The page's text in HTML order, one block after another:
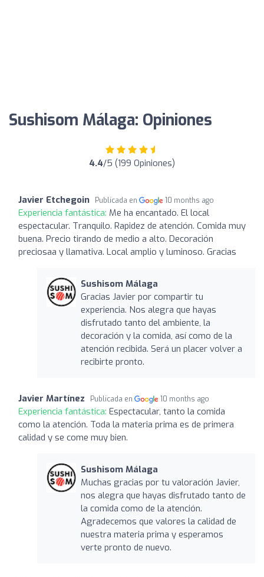
Sushisom Málaga: Opiniones
4.4/5 (199 Opiniones)
Javier Etchegoin Publicada en 10 months ago
Experiencia fantástica: Me ha encantado. El local
espectacular. Tranquilo. Rapidez de atención. Comida muy
buena. Precio tirando de medio a alto. Decoración
preciosaa y llamativa. Local amplio y luminoso. Gracias
Sushisom Málaga
Gracias Javier por compartir tu
experiencia. Nos alegra que hayas
disfrutado tanto del ambiente, la
decoración y la comida, así como de la
atención recibida. Será un placer volver a
recibirte pronto.
Javier Martínez Publicada en 10 months ago
Experiencia fantástica: Espectacular, tanto la comida
como la atención. Toda la materia prima es de primera
calidad y se come muy bien.
Sushisom Málaga
Muchas gracias por tu valoración Javier,
nos alegra que hayas disfrutado tanto de
la comida como de la atención.
Agradecemos que valores la calidad de
nuestra materia prima y esperamos
verte pronto de nuevo.